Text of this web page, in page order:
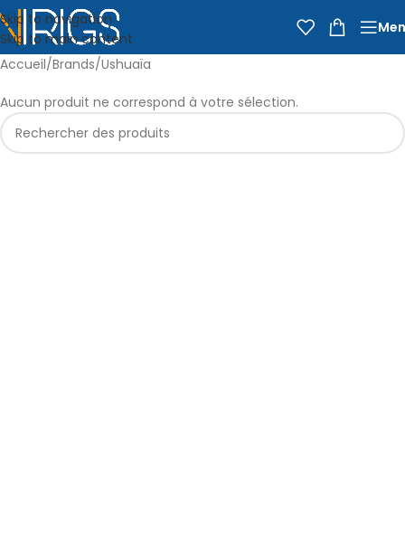
Skip to navigation
Skip to main content
Accueil Brands Ushuaïa
Aucun produit ne correspond à votre sélection.